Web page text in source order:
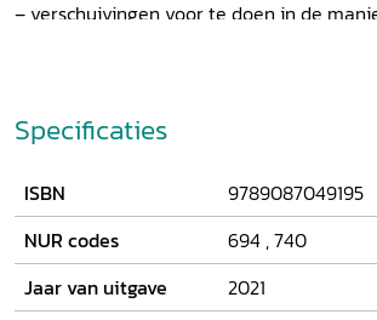
– verschuivingen voor te doen in de
zich manifesteert. Al zijn de huidige
moeilijk te duiden, het wordt al wel
en maatschappelijke omwentelingen kan
De huidige veranderingen zijn dan ook
optreden. Aan de hand van
autobiografieën, memoires en brieven
omstreeks 1500 en 1850 in het gebied dat
noemen) neemt Peter Buijs de lezer mee
ontdekkingsreis naar de geboorte van
Specificaties
ISBN
9789087049195
NUR codes
694 ,740
Jaar van uitgave
2021